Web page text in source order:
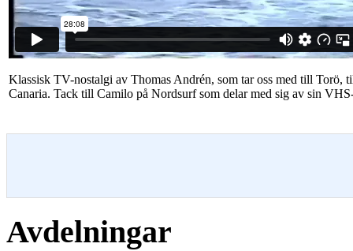
Klassisk TV-nostalgi av Thomas Andrén, som tar oss med till
Canaria. Tack till Camilo på Nordsurf som delar med sig av sin
Avdelningar